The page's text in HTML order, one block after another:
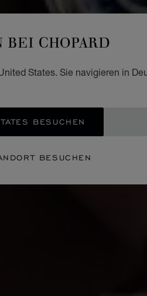
CHOPARD
States. Sie navigieren in
BESUCHEN
BESUCHEN